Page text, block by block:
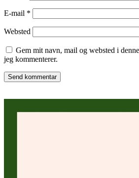
E-mail *
Websted
Gem mit navn, mail og websted i
jeg kommenterer.